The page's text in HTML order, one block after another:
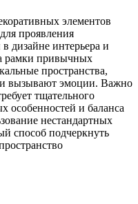
элементов
проявления
дизайне интерьера и
рамки привычных
пространства,
и вызывают эмоции. Важно
тщательного
особенностей и баланса
нестандартных
способ подчеркнуть